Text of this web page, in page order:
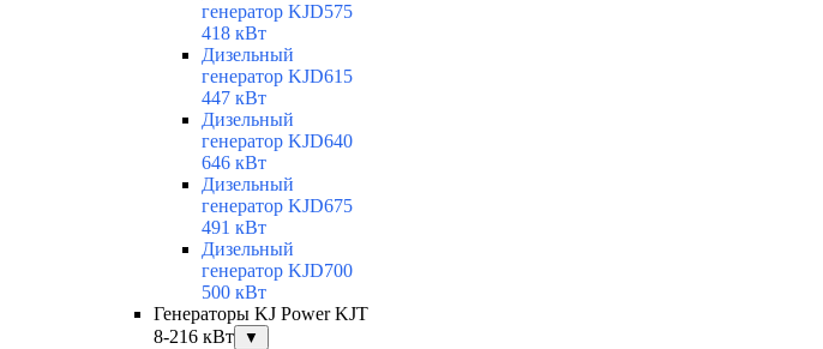
генератор KJD575
418 кВт
Дизельный
генератор KJD615
447 кВт
Дизельный
генератор KJD640
646 кВт
Дизельный
генератор KJD675
491 кВт
Дизельный
генератор KJD700
500 кВт
Генераторы KJ Power KJT
8-216 кВт
▼